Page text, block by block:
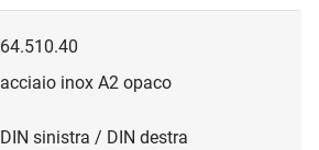
64.510.40
acciaio inox A2 opaco
DIN sinistra / DIN destra